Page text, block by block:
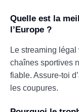
Quelle est la
l’Europe ?
Le streaming
chaînes sportives
fiable. Assure-toi
les coupures.